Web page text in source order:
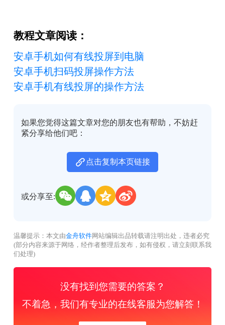
教程文章阅读：
安卓手机如何有线投屏到电脑
安卓手机扫码投屏操作方法
安卓手机有线投屏的操作方法
如果您觉得这篇文章对您的朋友也有帮助，不妨赶
紧分享给他们吧：
点击复制本页链接
或分享至:
温馨提示：本文由金舟软件网站编辑出品转载请注明出处，违者必究
(部分内容来源于网络，经作者整理后发布，如有侵权，请立刻联系我
们处理)
没有找到您需要的答案？
不着急，我们有专业的在线客服为您解答！